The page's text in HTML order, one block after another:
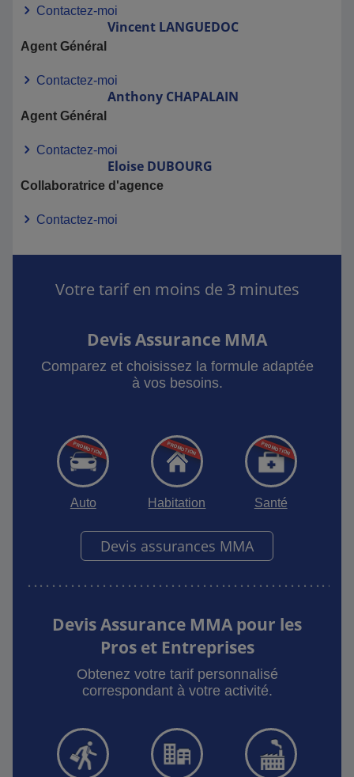
Contactez-moi
Vincent LANGUEDOC
Agent Général
Contactez-moi
Anthony CHAPALAIN
Agent Général
Contactez-moi
Eloise DUBOURG
Collaboratrice d'agence
Contactez-moi
Votre tarif en moins de 3 minutes
Devis Assurance MMA
Comparez et choisissez la formule adaptée
à vos besoins.
Auto Habitation Santé
Devis assurances MMA
Devis Assurance MMA pour les
Pros et Entreprises
Obtenez votre tarif personnalisé
correspondant à votre activité.